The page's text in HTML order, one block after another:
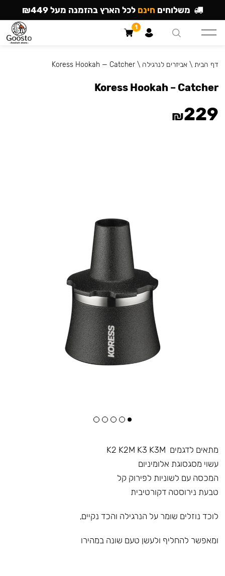
מתאים לדגמים K2 K2M K3 K3M
עשוי מסגסוגת אלומיניום
המכסה עם לשוניות לפירוק קל
טבעת נירוסטה דקורטיבית
לוכד נוזלים שומר על הנרגילה והכד נקיים,
ומאפשר להחליף ולעשן טעם שונה במהירו
דף הבית \אביזרים לנרגילה \
Koress Hookah — Catcher
Koress Hookah – Catcher
₪229
משלוחים חינם לכל הארץ בהזמנה מעל ₪449
1